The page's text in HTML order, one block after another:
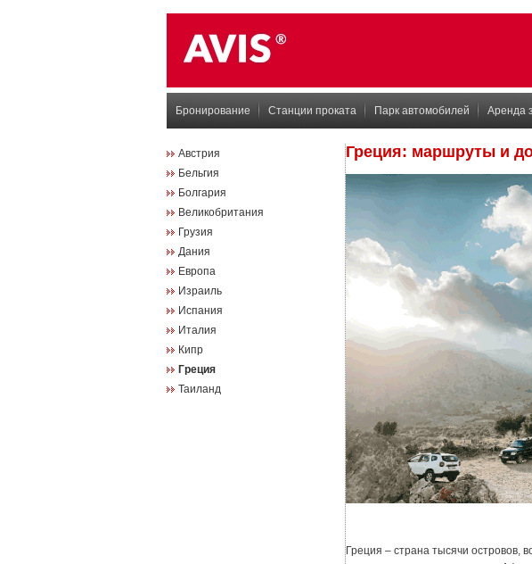
Бронирование Станции проката Парк автомобилей Аренда
Австрия
Бельгия
Болгария
Великобритания
Грузия
Дания
Европа
Израиль
Испания
Италия
Кипр
Греция
Таиланд
Греция: маршруты и
Греция – страна тысячи островов,